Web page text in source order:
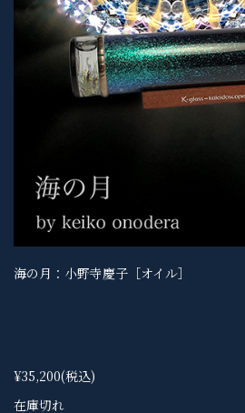
海の月：小野寺慶子［オイル］
¥35,200(税込)
在庫切れ